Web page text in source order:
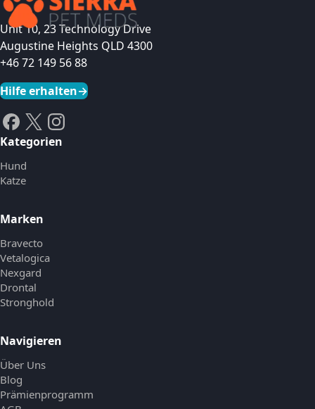
Unit 10, 23 Technology Drive
Augustine Heights QLD 4300
+46 72 149 56 88
Hilfe erhalten→
Kategorien
Hund
Katze
Marken
Bravecto
Vetalogica
Nexgard
Drontal
Stronghold
Navigieren
Über Uns
Blog
Prämienprogramm